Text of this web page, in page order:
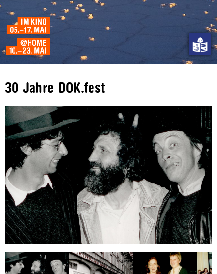
30 Jahre DOK.fest